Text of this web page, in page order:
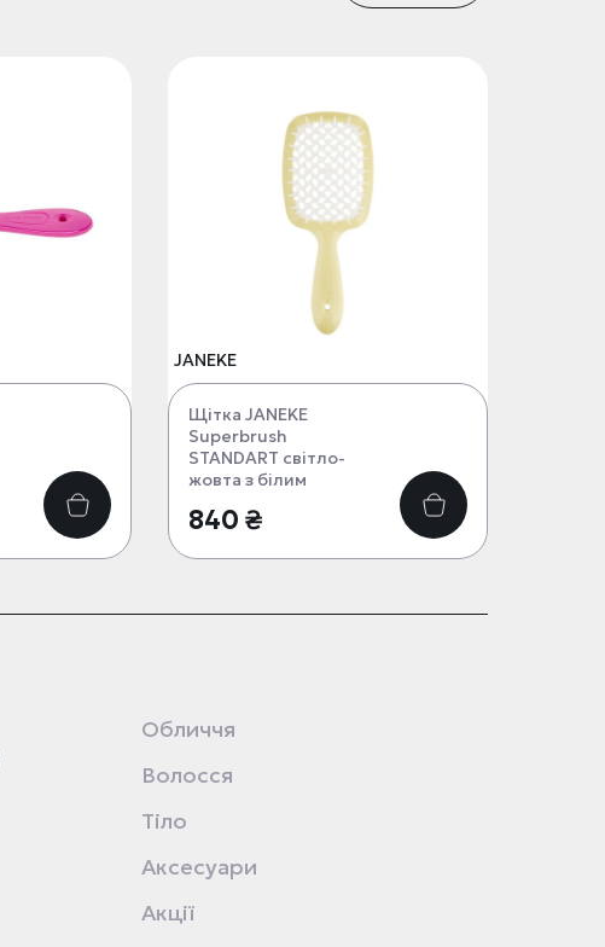
JANEKE
Щітка JANEKE
Superbrush
STANDART світло-
жовта з білим
840 ₴
Обличчя
Волосся
Тіло
Аксесуари
Акції